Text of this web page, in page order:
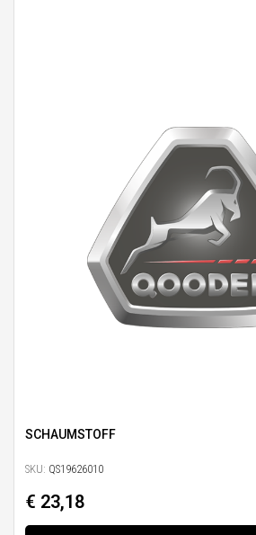
SCHAUMSTOFF
SKU: QS19626010
€ 23,18